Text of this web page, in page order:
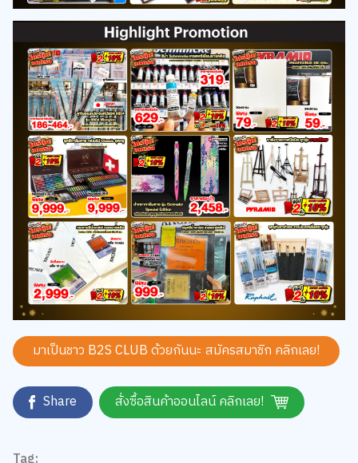
มาเป็นชาว B2S CLUB ด้วยกันนะ สมัครสมาชิก คลิกเลย!
Share สั่งซื้อสินค้าออนไลน์ คลิกเลย!